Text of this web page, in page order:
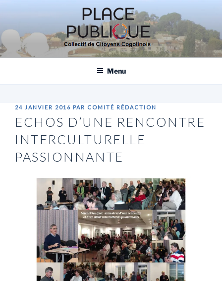
contenu
principal
PLACE PUBLIQUE, COLLECTIF DE
CITOYENS COGOLINOIS
Menu
PUBLIÉ
24 JANVIER 2016 PAR COMITÉ RÉDACTION
ECHOS D’UNE RENCONTRE
INTERCULTURELLE
PASSIONNANTE